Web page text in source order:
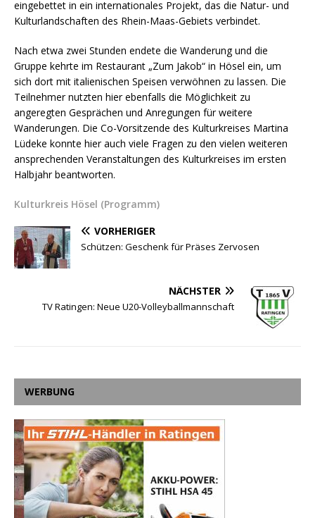
eingebettet in ein internationales Projekt, das die Natur- und
Kulturlandschaften des Rhein-Maas-Gebiets verbindet.
Nach etwa zwei Stunden endete die Wanderung und die
Gruppe kehrte im Restaurant „Zum Jakob“ in Hösel ein, um
sich dort mit italienischen Speisen verwöhnen zu lassen. Die
Teilnehmer nutzten hier ebenfalls die Möglichkeit zu
angeregten Gesprächen und Anregungen für weitere
Wanderungen. Die Co-Vorsitzende des Kulturkreises Martina
Lüdeke konnte hier auch viele Fragen zu den vielen weiteren
ansprechenden Veranstaltungen des Kulturkreises im ersten
Halbjahr beantworten.
Kulturkreis Hösel (Programm)
VORHERIGER
Schützen: Geschenk für Präses Zervosen
NÄCHSTER
TV Ratingen: Neue U20-Volleyballmannschaft
WERBUNG